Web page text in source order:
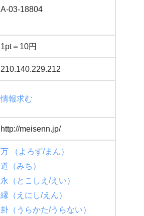
A-03-18804
1pt＝10円
210.140.229.212
情報求む
http://meisenn.jp/
万 （よろず/まん）
道（みち）
永（とこしえ/えい）
縁（えにし/えん）
卦（うらかた/うらない）